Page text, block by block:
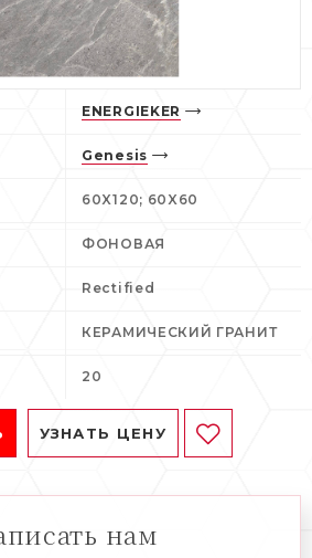
ENERGIEKER
Genesis
60X120; 60X60
ФОНОВАЯ
Rectified
КЕРАМИЧЕСКИЙ ГРАНИТ
20
УЗНАТЬ ЦЕНУ
нам